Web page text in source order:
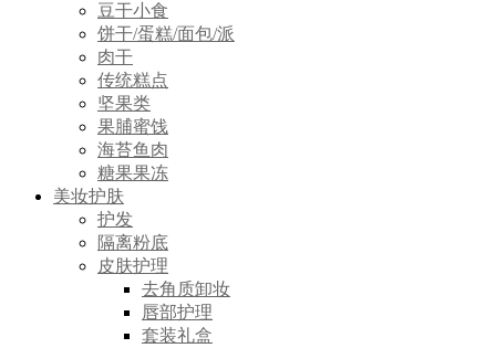
豆干小食
饼干/蛋糕/面包/派
肉干
传统糕点
坚果类
果脯蜜饯
海苔鱼肉
糖果果冻
美妆护肤
护发
隔离粉底
皮肤护理
去角质卸妆
唇部护理
套装礼盒